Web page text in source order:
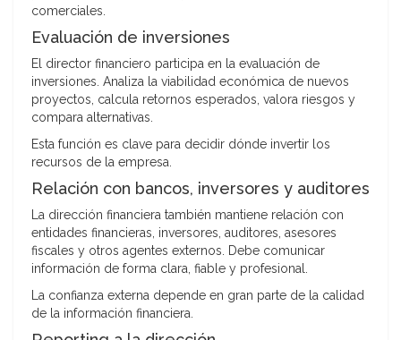
comerciales.
Evaluación de inversiones
El director financiero participa en la evaluación de
inversiones. Analiza la viabilidad económica de nuevos
proyectos, calcula retornos esperados, valora riesgos y
compara alternativas.
Esta función es clave para decidir dónde invertir los
recursos de la empresa.
Relación con bancos, inversores y auditores
La dirección financiera también mantiene relación con
entidades financieras, inversores, auditores, asesores
fiscales y otros agentes externos. Debe comunicar
información de forma clara, fiable y profesional.
La confianza externa depende en gran parte de la calidad
de la información financiera.